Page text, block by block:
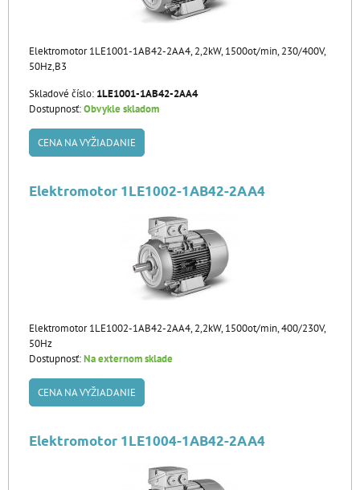
Elektromotor 1LE1001-1AB42-2AA4, 2,2kW, 1500ot/min, 230/400V,
50Hz,B3
Skladové číslo: 1LE1001-1AB42-2AA4
Dostupnosť:Obvykle skladom
CENA NA VYŽIADANIE
Elektromotor 1LE1002-1AB42-2AA4
Elektromotor 1LE1002-1AB42-2AA4, 2,2kW, 1500ot/min, 400/230V,
50Hz
Dostupnosť:Na externom sklade
CENA NA VYŽIADANIE
Elektromotor 1LE1004-1AB42-2AA4